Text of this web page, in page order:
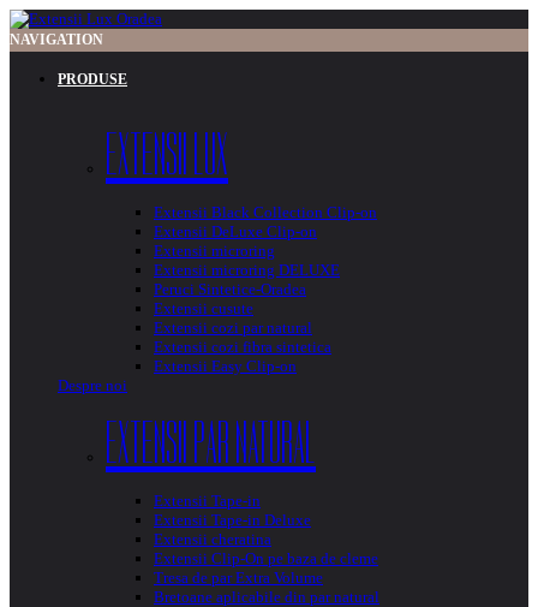
NAVIGATION
PRODUSE
EXTENSII LUX
Extensii Black Collection Clip-on
Extensii DeLuxe Clip-on
Extensii microring
Extensii microring DELUXE
Peruci Sintetice-Oradea
Extensii cusute
Extensii cozi par natural
Extensii cozi fibra sintetica
Extensii Easy Clip-on
Despre noi
EXTENSII PAR NATURAL
Extensii Tape-in
Extensii Tape-in Deluxe
Extensii cheratina
Extensii Clip-On pe baza de cleme
Tresa de par Extra Volume
Bretoane aplicabile din par natural